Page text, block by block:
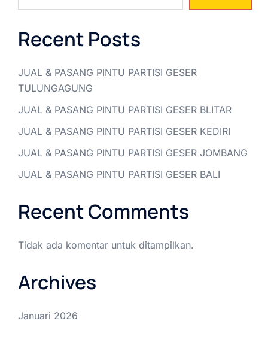
Recent Posts
JUAL & PASANG PINTU PARTISI GESER
TULUNGAGUNG
JUAL & PASANG PINTU PARTISI GESER BLITAR
JUAL & PASANG PINTU PARTISI GESER KEDIRI
JUAL & PASANG PINTU PARTISI GESER JOMBANG
JUAL & PASANG PINTU PARTISI GESER BALI
Recent Comments
Tidak ada komentar untuk ditampilkan.
Archives
Januari 2026